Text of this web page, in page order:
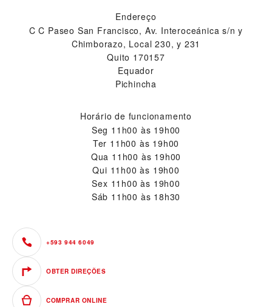
Endereço
C C Paseo San Francisco, Av. Interoceánica s/n y
Chimborazo, Local 230, y 231
Quito 170157
Equador
Pichincha
Horário de funcionamento
Seg 11h00 às 19h00
Ter 11h00 às 19h00
Qua 11h00 às 19h00
Qui 11h00 às 19h00
Sex 11h00 às 19h00
Sáb 11h00 às 18h30
+593 944 6049
OBTER DIREÇÕES
COMPRAR ONLINE